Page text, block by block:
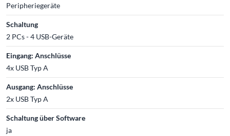
Peripheriegeräte
Schaltung
2 PCs - 4 USB-Geräte
Eingang: Anschlüsse
4x USB Typ A
Ausgang: Anschlüsse
2x USB Typ A
Schaltung über Software
ja